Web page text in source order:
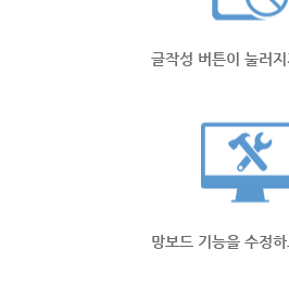
글작성 버튼이 눌러
망보드 기능을 수정